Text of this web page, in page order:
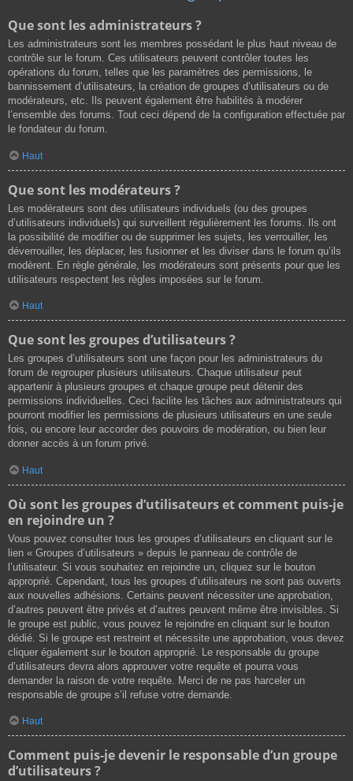
Que sont les administrateurs ?
Les administrateurs sont les membres possédant le plus haut niveau de
contrôle sur le forum. Ces utilisateurs peuvent contrôler toutes les
opérations du forum, telles que les paramètres des permissions, le
bannissement d’utilisateurs, la création de groupes d’utilisateurs ou de
modérateurs, etc. Ils peuvent également être habilités à modérer
l’ensemble des forums. Tout ceci dépend de la configuration effectuée par
le fondateur du forum.
Haut
Que sont les modérateurs ?
Les modérateurs sont des utilisateurs individuels (ou des groupes
d’utilisateurs individuels) qui surveillent régulièrement les forums. Ils ont
la possibilité de modifier ou de supprimer les sujets, les verrouiller, les
déverrouiller, les déplacer, les fusionner et les diviser dans le forum qu’ils
modèrent. En règle générale, les modérateurs sont présents pour que les
utilisateurs respectent les règles imposées sur le forum.
Haut
Que sont les groupes d’utilisateurs ?
Les groupes d’utilisateurs sont une façon pour les administrateurs du
forum de regrouper plusieurs utilisateurs. Chaque utilisateur peut
appartenir à plusieurs groupes et chaque groupe peut détenir des
permissions individuelles. Ceci facilite les tâches aux administrateurs qui
pourront modifier les permissions de plusieurs utilisateurs en une seule
fois, ou encore leur accorder des pouvoirs de modération, ou bien leur
donner accès à un forum privé.
Haut
Où sont les groupes d’utilisateurs et comment puis-je
en rejoindre un ?
Vous pouvez consulter tous les groupes d’utilisateurs en cliquant sur le
lien « Groupes d’utilisateurs » depuis le panneau de contrôle de
l’utilisateur. Si vous souhaitez en rejoindre un, cliquez sur le bouton
approprié. Cependant, tous les groupes d’utilisateurs ne sont pas ouverts
aux nouvelles adhésions. Certains peuvent nécessiter une approbation,
d’autres peuvent être privés et d’autres peuvent même être invisibles. Si
le groupe est public, vous pouvez le rejoindre en cliquant sur le bouton
dédié. Si le groupe est restreint et nécessite une approbation, vous devez
cliquer également sur le bouton approprié. Le responsable du groupe
d’utilisateurs devra alors approuver votre requête et pourra vous
demander la raison de votre requête. Merci de ne pas harceler un
responsable de groupe s’il refuse votre demande.
Haut
Comment puis-je devenir le responsable d’un groupe
d’utilisateurs ?